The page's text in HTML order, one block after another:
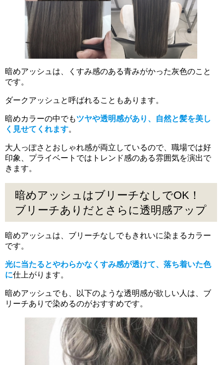
暗めアッシュは、くすみ感のある青みがかった灰色のこと
です。
ダークアッシュと呼ばれることもあります。
暗めカラーの中でもツヤや透明感があり、自然と髪を美し
く見せてくれます。
大人っぽさとおしゃれ感が両立しているので、職場では好
印象、プライベートではトレンド感のある雰囲気を演出で
きます。
暗めアッシュはブリーチなしでOK！
ブリーチありだとさらに透明感アップ
暗めアッシュは、ブリーチなしでもきれいに染まるカラー
です。
光に当たるとやわらかなくすみ感が透けて、落ち着いた色
に仕上がります。
暗めアッシュでも、以下のような透明感が欲しい人は、ブ
リーチありで染めるのがおすすめです。